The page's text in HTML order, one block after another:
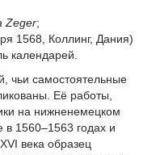
Zeger;
1568, Коллинг, Дания)
календарей.
чьи самостоятельные
Её работы,
на нижненемецком
в 1560–1563 годах и
века образец